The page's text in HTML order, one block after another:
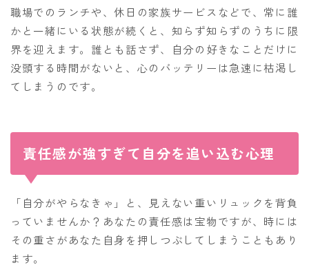
職場でのランチや、休日の家族サービスなどで、常に誰
かと一緒にいる状態が続くと、知らず知らずのうちに限
界を迎えます。誰とも話さず、自分の好きなことだけに
没頭する時間がないと、心のバッテリーは急速に枯渇し
てしまうのです。
責任感が強すぎて自分を追い込む心理
「自分がやらなきゃ」と、見えない重いリュックを背負
っていませんか？あなたの責任感は宝物ですが、時には
その重さがあなた自身を押しつぶしてしまうこともあり
ます。